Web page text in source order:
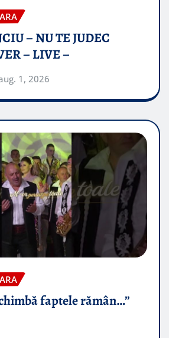
– NU TE JUDEC
– LIVE –
1, 2026
faptele rămân…”